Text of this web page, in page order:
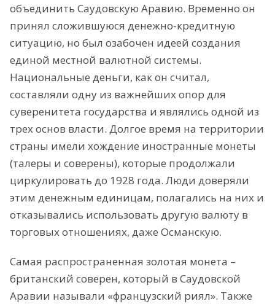
объединить Саудовскую Аравию. Временно он
принял сложившуюся денежно-кредитную
ситуацию, но был озабочен идеей создания
единой местной валютной системы.
Национальные деньги, как он считал,
составляли одну из важнейших опор для
суверенитета государства и являлись одной из
трех основ власти. Долгое время на территории
страны имели хождение иностранные монеты
(талеры и соверены), которые продолжали
циркулировать до 1928 года. Люди доверяли
этим денежным единицам, полагались на них и
отказывались использовать другую валюту в
торговых отношениях, даже Османскую.
Самая распространенная золотая монета –
британский соверен, который в Саудовской
Аравии называли «французский риял». Также